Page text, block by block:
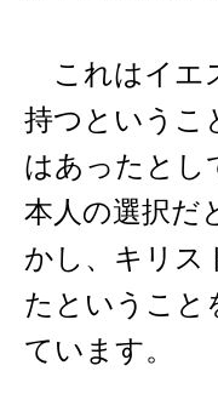
これはイエ
持つというこ
はあったとし
本人の選択だ
かし、キリス
たということ
ています。